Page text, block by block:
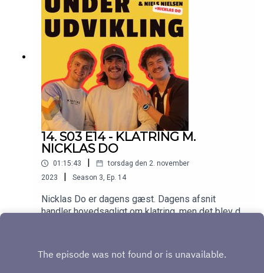
14. S03 E14 - KLATRING M.
NICKLAS DO
01:15:43
torsdag den 2. november
2023
Season 3, Ep. 14
Nicklas Do er dagens gæst. Dagens afsnit
handler hovedsagligt om klatring, men det blev da
hører vi selvfølgelig om, hvad vi hver især har
lært siden sidst. Go' lytter! 🧗🏻‍♂️